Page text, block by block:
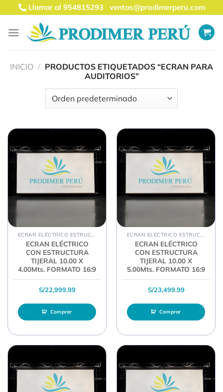
Saltar
al
contenido
Llamar al 954815293ventas@prodimerperu.com
INICIO / PRODUCTOS ETIQUETADOS “ECRAN PARA
AUDITORIOS”
ECRAN ELÉCTRICO ESTRUCTURA TIJERAL
ECRAN ELÉCTRICO
CON ESTRUCTURA
TIJERAL 10.00 X
4.00Mts. FORMATO 16:9
S/22,999.99
Comprar
ECRAN ELÉCTRICO ESTRUCTURA TIJERAL
ECRAN ELÉCTRICO
CON ESTRUCTURA
TIJERAL 10.00 X
5.00Mts. FORMATO 16:9
S/23,499.99
Comprar